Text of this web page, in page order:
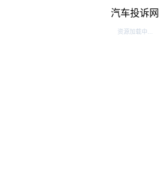
汽车投诉网
资源加载中...